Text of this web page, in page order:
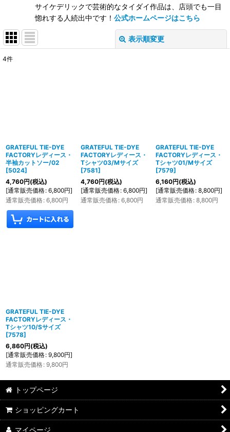
サイケデリックで芸術的なタイダイ作品は、店頭でも一目
惚れする人続出中です！ 公式ホームページはこちら
表示順変更
4件
GRATEFUL TIE-DYE
FACTORYレディース・
半袖カットソー/02
[5024]
4,760円(税込)
[通常販売価格: 6,800円]
通常販売価格: 6,800円
GRATEFUL TIE-DYE
FACTORYレディース・
Tシャツ03/Mサイズ
[7581]
4,760円(税込)
[通常販売価格: 6,800円]
通常販売価格: 6,800円
GRATEFUL TIE-DYE
FACTORYレディース・
Tシャツ01/Mサイズ
[7579]
6,160円(税込)
[通常販売価格: 8,800円]
通常販売価格: 8,800円
GRATEFUL TIE-DYE
FACTORYレディース・
Tシャツ10/Sサイズ
[7578]
6,860円(税込)
[通常販売価格: 9,800円]
通常販売価格: 9,800円
トップページ
ショッピングカート
マイページ